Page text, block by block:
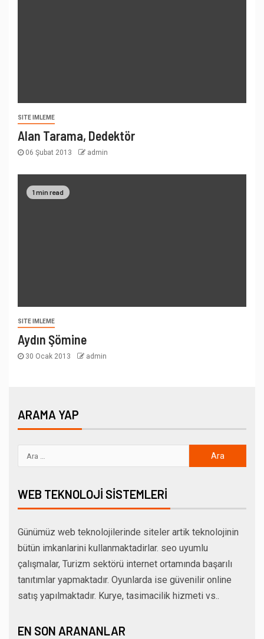
SITE IMLEME
Alan Tarama, Dedektör
06 Şubat 2013 admin
1 min read
SITE IMLEME
Aydın Şömine
30 Ocak 2013 admin
ARAMA YAP
WEB TEKNOLOJI SISTEMLERI
Günümüz web teknolojilerinde siteler artik teknolojinin
bütün imkanlarini kullanmaktadirlar. seo uyumlu
çalışmalar, Turizm sektörü internet ortamında başarılı
tanıtımlar yapmaktadır. Oyunlarda ise güvenilir online
satış yapılmaktadır. Kurye, tasimacilik hizmeti vs..
EN SON ARANANLAR